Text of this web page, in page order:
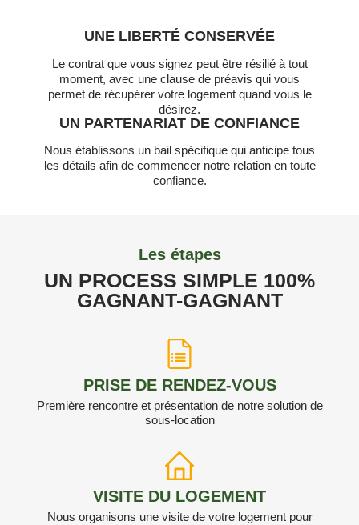
UNE LIBERTÉ CONSERVÉE
Le contrat que vous signez peut être résilié à tout
moment, avec une clause de préavis qui vous
permet de récupérer votre logement quand vous le
désirez.
UN PARTENARIAT DE CONFIANCE
Nous établissons un bail spécifique qui anticipe tous
les détails afin de commencer notre relation en toute
confiance.
Les étapes
UN PROCESS SIMPLE 100%
GAGNANT-GAGNANT​
PRISE DE RENDEZ-VOUS
Première rencontre et présentation de notre solution de
sous-location
VISITE DU LOGEMENT
Nous organisons une visite de votre logement pour